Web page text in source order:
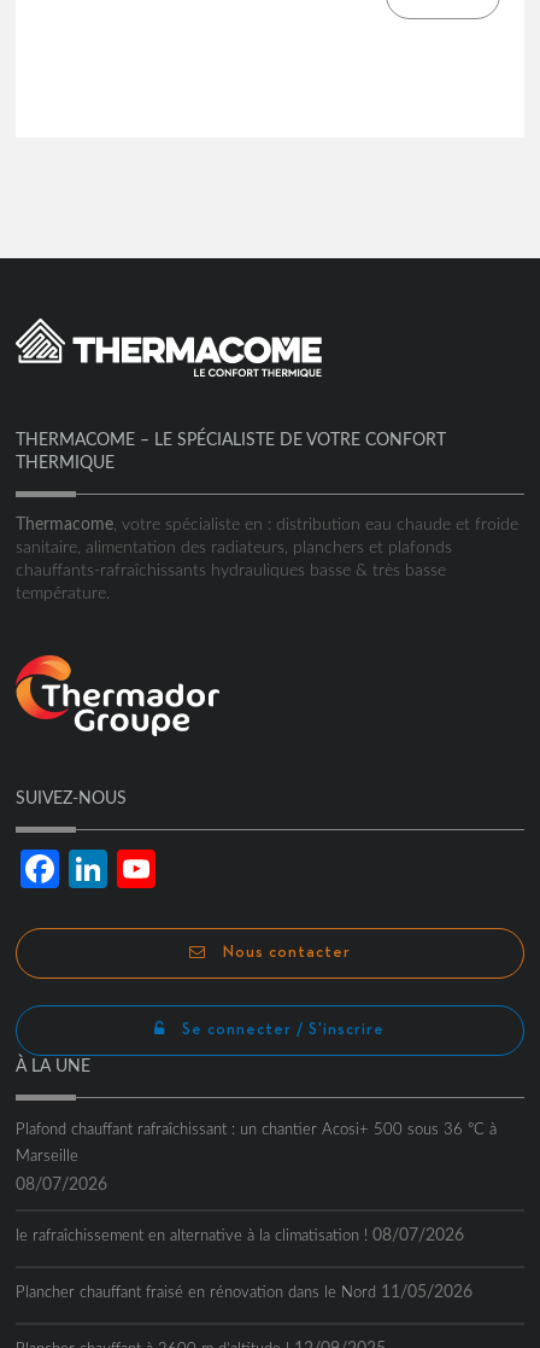
THERMACOME – LE SPÉCIALISTE DE VOTRE CONFORT
THERMIQUE
Thermacome, votre spécialiste en : distribution eau chaude et froide
sanitaire, alimentation des radiateurs, planchers et plafonds
chauffants-rafraîchissants hydrauliques basse & très basse
température.
SUIVEZ-NOUS
FacebookLinkedIn
Nous contacter
Se connecter / S'inscrire
À LA UNE
Plafond chauffant rafraîchissant : un chantier Acosi+ 500 sous 36 °C à
Marseille
08/07/2026
le rafraîchissement en alternative à la climatisation ! 08/07/2026
Plancher chauffant fraisé en rénovation dans le Nord 11/05/2026